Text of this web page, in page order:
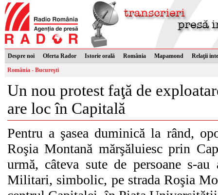
Despre noi Oferta Rador Istorie orală România Mapamond Relaţii
România - Bucureşti
Un nou protest faţă de
are loc în Capitală
Pentru a şasea duminică la rând,
Roşia Montană mărşăluiesc prin
urmă, câteva sute de persoane s-
Militari, simbolic, pe strada Roşia